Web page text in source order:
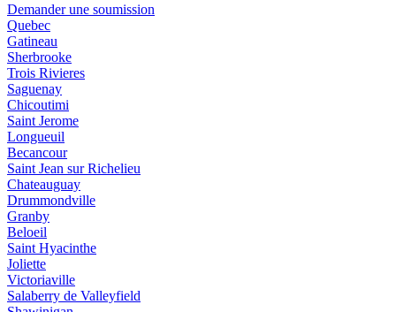
Demander une soumission
Quebec
Gatineau
Sherbrooke
Trois Rivieres
Saguenay
Chicoutimi
Saint Jerome
Longueuil
Becancour
Saint Jean sur Richelieu
Chateauguay
Drummondville
Granby
Beloeil
Saint Hyacinthe
Joliette
Victoriaville
Salaberry de Valleyfield